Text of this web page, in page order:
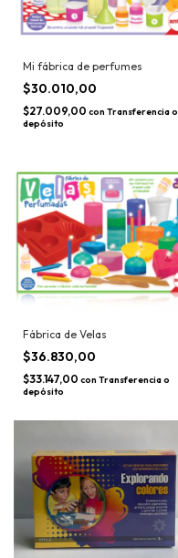
Mi fábrica de perfumes
$30.010,00
$27.009,00 con Transferencia o
depósito
Fábrica de Velas
$36.830,00
$33.147,00 con Transferencia o
depósito